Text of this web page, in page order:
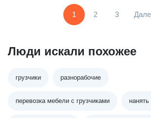
1 2 3
Люди искали похожее
грузчики разнорабочие
перевозка мебели с грузчиками нанять